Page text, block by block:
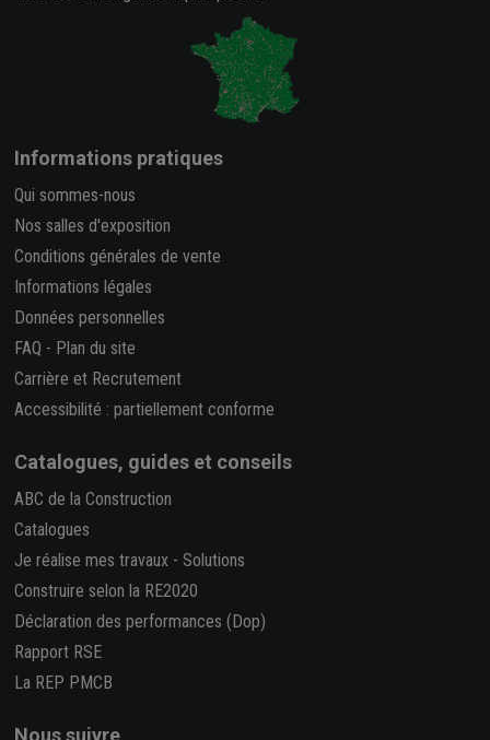
Informations pratiques
Qui sommes-nous
Nos salles d'exposition
Conditions générales de vente
Informations légales
Données personnelles
FAQ - Plan du site
Carrière et Recrutement
Accessibilité : partiellement conforme
Catalogues, guides et conseils
ABC de la Construction
Catalogues
Je réalise mes travaux - Solutions
Construire selon la RE2020
Déclaration des performances (Dop)
Rapport RSE
La REP PMCB
Nous suivre